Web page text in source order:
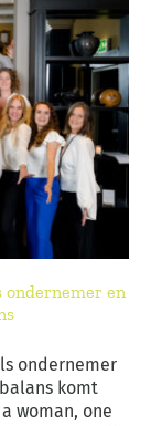
ondernemer en
ondernemer
komt
woman, one